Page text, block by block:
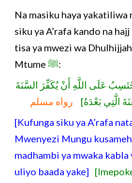
Na masiku haya yakatiliwa
siku ya A’rafa kando na
tisa ya mwezi wa
Mtume ﷺ:
عَلَى اللَّهِ أَنْ يُكَفِّرَ السَّنَةَ
الَّتِي بَعْدَهُ]
رواه مسلم
[Kufunga siku ya A’rafa
Mwenyezi Mungu
madhambi ya mwaka kabla
uliyo baada yake]